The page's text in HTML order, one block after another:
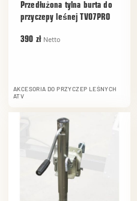
Przedłużona tylna burta do
przyczepy leśnej TV07PRO
390 zł Netto
AKCESORIA DO PRZYCZEP LEŚNYCH
ATV